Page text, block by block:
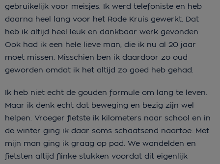
gebruikelijk voor meisjes. Ik werd telefoniste en heb
daarna heel lang voor het Rode Kruis gewerkt. Dat
heb ik altijd heel leuk en dankbaar werk gevonden.
Ook had ik een hele lieve man, die ik nu al 20 jaar
moet missen. Misschien ben ik daardoor zo oud
geworden omdat ik het altijd zo goed heb gehad.
Ik heb niet echt de gouden formule om lang te leven.
Maar ik denk echt dat beweging en bezig zijn wel
helpen. Vroeger fietste ik kilometers naar school en in
de winter ging ik daar soms schaatsend naartoe. Met
mijn man ging ik graag op pad. We wandelden en
fietsten altijd flinke stukken voordat dit eigenlijk